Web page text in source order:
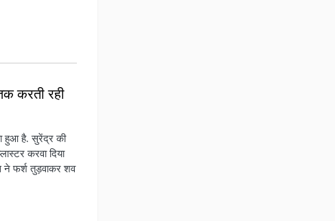
करती रही
हुआ है. सुरेंद्र की
करवा दिया
फर्श तुड़वाकर शव